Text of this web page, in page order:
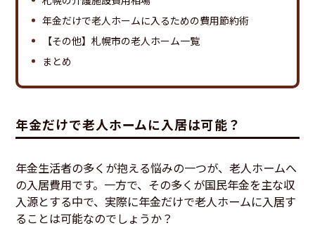
年金だけで老人ホームに入るための費用節約術
【その他】札幌市の老人ホーム一覧
まとめ
年金だけで老人ホームに入居は可能？
年金生活者の多くが抱える悩みの一つが、老人ホームへ
の入居費用です。一方で、その多くが国民年金を主な収
入源とする中で、実際に年金だけで老人ホームに入居す
ることは可能なのでしょうか？